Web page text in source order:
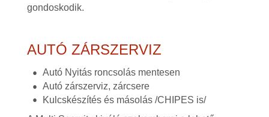
gondoskodik.
AUTÓ ZÁRSZERVIZ
Autó Nyitás roncsolás mentesen
Autó zárszerviz, zárcsere
Kulcskészítés és másolás /CHIPES is/